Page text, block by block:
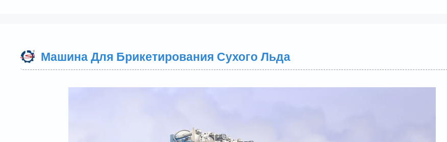
Машина Для Брикетирования Сухого Льда